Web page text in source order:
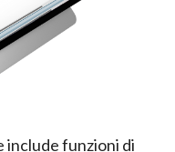
include funzioni di